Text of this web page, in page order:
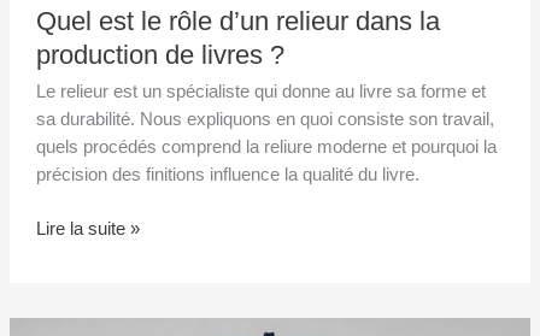
Quel est le rôle d’un relieur dans la
production de livres ?
Le relieur est un spécialiste qui donne au livre sa forme et
sa durabilité. Nous expliquons en quoi consiste son travail,
quels procédés comprend la reliure moderne et pourquoi la
précision des finitions influence la qualité du livre.
Lire la suite »